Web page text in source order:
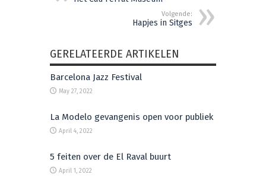
Volgende:
Hapjes in Sitges
GERELATEERDE ARTIKELEN
Barcelona Jazz Festival
May 27, 2022
La Modelo gevangenis open voor publiek
April 4, 2022
5 feiten over de El Raval buurt
April 1, 2022